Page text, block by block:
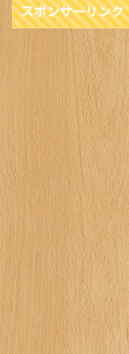
スポンサーリンク